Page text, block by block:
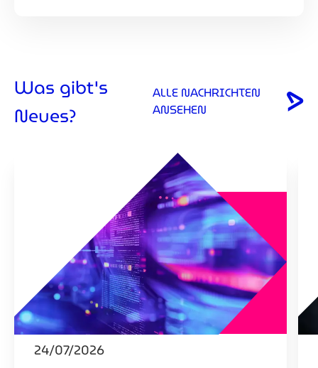
Was gibt's
Neues?
ALLE NACHRICHTEN
ANSEHEN
24/07/2026